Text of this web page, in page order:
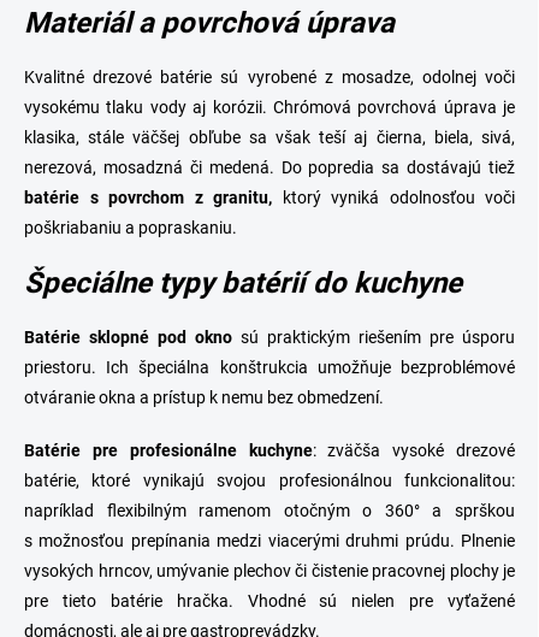
Materiál a povrchová úprava
Kvalitné drezové batérie sú vyrobené z mosadze, odolnej voči
vysokému tlaku vody aj korózii. Chrómová povrchová úprava je
klasika, stále väčšej obľube sa však teší aj čierna, biela, sivá,
nerezová, mosadzná či medená. Do popredia sa dostávajú tiež
batérie s povrchom z granitu, ktorý vyniká odolnosťou voči
poškriabaniu a popraskaniu.
Špeciálne typy batérií do kuchyne
Batérie sklopné pod okno sú praktickým riešením pre úsporu
priestoru. Ich špeciálna konštrukcia
umožňuje bezproblémové
otváranie okna a prístup k nemu bez obmedzení.
Batérie pre profesionálne kuchyne: zväčša vysoké drezové
batérie, ktoré vynikajú svojou profesionálnou funkcionalitou:
napríklad flexibilným ramenom otočným o 360° a sprškou
s možnosťou prepínania medzi viacerými druhmi prúdu. Plnenie
vysokých hrncov, umývanie plechov či čistenie pracovnej plochy je
pre tieto batérie hračka. Vhodné sú nielen pre vyťažené
domácnosti, ale aj pre gastroprevádzky.